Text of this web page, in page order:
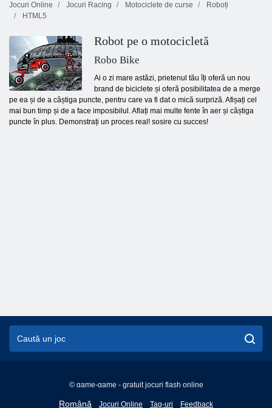
Jocuri Online
Jocuri Racing Motociclete de curse
Roboți
HTML5
Robot pe o motocicletă
Robo Bike
Ai o zi mare astăzi, prietenul tău îți oferă un nou
brand de biciclete și oferă posibilitatea de a merge
pe ea și de a câștiga puncte, pentru care va fi dat o mică surpriză. Afișați cel
mai bun timp și de a face imposibilul. Aflați mai multe fente în aer și câștiga
puncte în plus. Demonstrați un proces real! sosire cu succes!
© game-game - gratuit jocuri flash online
Română
English
Jocuri Online Tag-uri Feedback